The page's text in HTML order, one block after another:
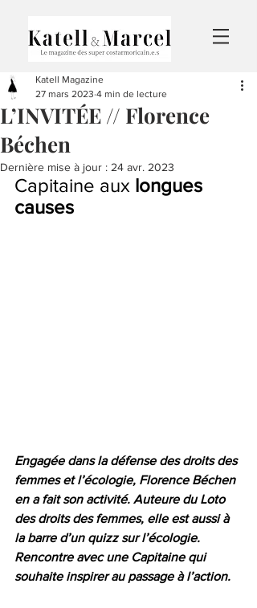
L’INVITÉE // Florence
Béchen
Katell Magazine
27 mars 2023 4 min de lecture
Dernière mise à jour : 24 avr. 2023
Capitaine aux longues
causes
Engagée dans la défense des droits des
femmes et l’écologie, Florence Béchen
en a fait son activité. Auteure du Loto
des droits des femmes, elle est aussi à
la barre d’un quizz sur l’écologie.
Rencontre avec une Capitaine qui
souhaite inspirer au passage à l’action.